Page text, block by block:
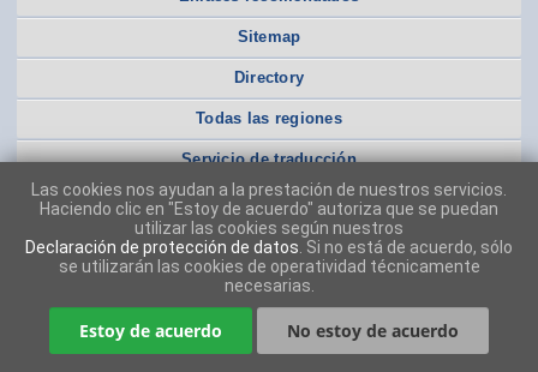
Sitemap
Directory
Todas las regiones
Servicio de traducción
Las cookies nos ayudan a la prestación de nuestros servicios.
Haciendo clic en "Estoy de acuerdo" autoriza que se puedan
utilizar las cookies según nuestros
Declaración de protección de datos . Si no está de acuerdo, sólo
se utilizarán las cookies de operatividad técnicamente
necesarias.